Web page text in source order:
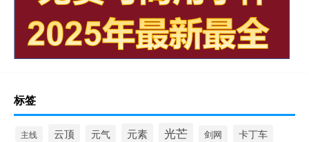
标签
主线 云顶 元气 元素 光芒 剑网 卡丁车